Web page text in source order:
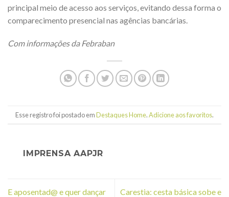
principal meio de acesso aos serviços, evitando dessa forma o
comparecimento presencial nas agências bancárias.
Com informações da Febraban
Esse registro foi postado emDestaques Home.Adicione aos favoritos.
IMPRENSA AAPJR
E aposentad@ e quer dançar
Carestia: cesta básica sobe e